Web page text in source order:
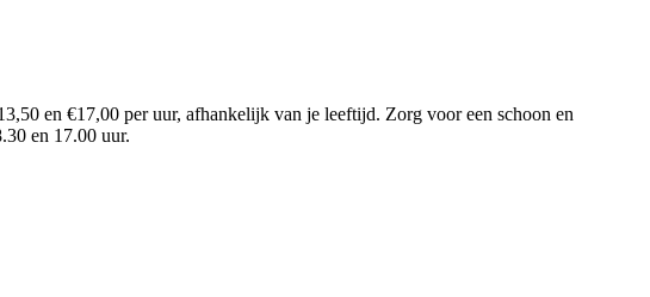
en €17,00 per uur, afhankelijk van je leeftijd. Zorg voor een schoon en
en 17.00 uur.